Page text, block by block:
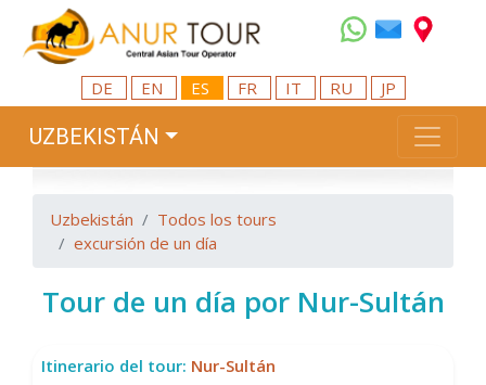
DE EN ES FR IT RU JP
UZBEKISTÁN
Uzbekistán
Todos los tours
excursión de un día
Tour de un día por Nur-Sultán
Itinerario del tour: Nur-Sultán